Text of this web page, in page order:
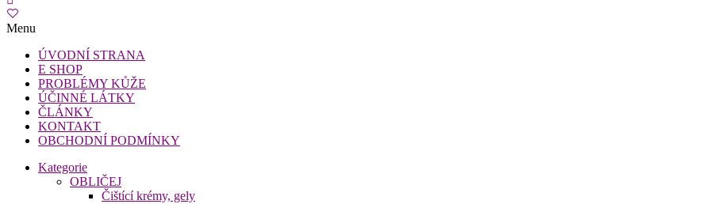
Menu
ÚVODNÍ STRANA
E SHOP
PROBLÉMY KŮŽE
ÚČINNÉ LÁTKY
ČLÁNKY
KONTAKT
OBCHODNÍ PODMÍNKY
Kategorie
OBLIČEJ
Čištící krémy, gely